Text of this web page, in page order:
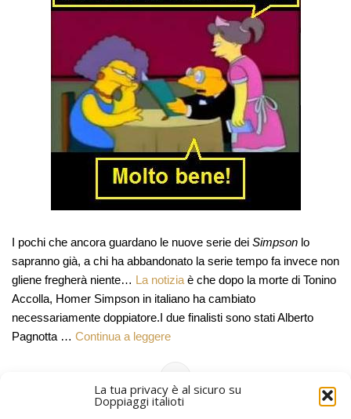
La tua privacy è al sicuro su
Doppiaggi italioti
I pochi che ancora guardano le nuove serie dei Simpson lo
sapranno già, a chi ha abbandonato la serie tempo fa invece non
gliene fregherà niente… La notizia è che dopo la morte di Tonino
Accolla, Homer Simpson in italiano ha cambiato
necessariamente doppiatore.I due finalisti sono stati Alberto
Pagnotta … Continua a leggere